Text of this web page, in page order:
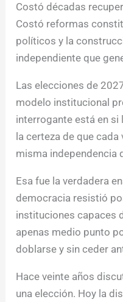
Costó décadas
Costó reformas
políticos y la
independiente que
Las elecciones de
modelo institucional
interrogante está en
la certeza de que
misma independencia
Esa fue la verdadera
democracia resistió
instituciones capaces
apenas medio punto
doblarse y sin ceder
Hace veinte años
una elección. Hoy la